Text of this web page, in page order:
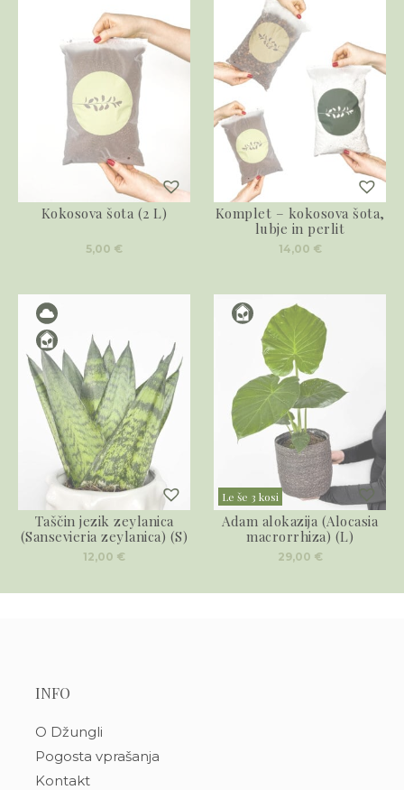
Kokosova šota (2 L)
5,00 €
Komplet – kokosova šota,
lubje in perlit
14,00 €
Taščin jezik zeylanica
(Sansevieria zeylanica) (S)
12,00 €
Le še 3 kosi
Adam alokazija (Alocasia
macrorrhiza) (L)
29,00 €
INFO
O Džungli
Pogosta vprašanja
Kontakt